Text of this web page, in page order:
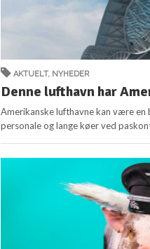
AKTUELT, NYHEDER
Denne lufthavn har
Amerikanske lufthavne kan være en
personale og lange køer ved